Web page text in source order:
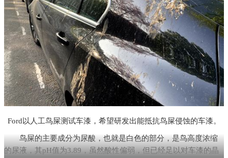
Ford以人工鸟屎测试车漆，希望研发出能抵抗鸟屎侵蚀的车漆。
鸟屎的主要成分为尿酸，也就是白色的部分，是鸟高度浓缩
的尿液，其pH值为3.89，虽然酸性偏弱，但已经足以对车漆的晶